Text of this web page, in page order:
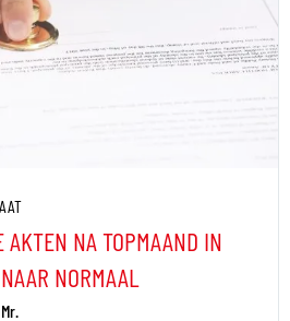
AKTEN NA TOPMAAND IN
NORMAAL